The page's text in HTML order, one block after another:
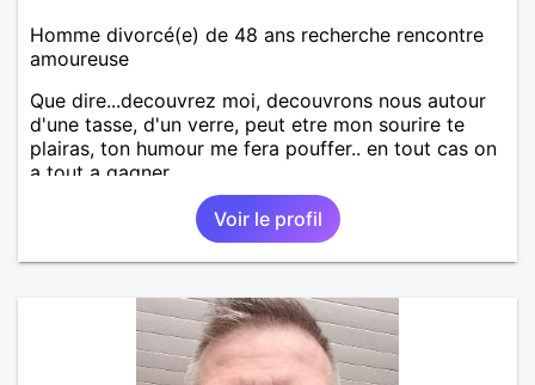
Homme divorcé(e) de 48 ans recherche rencontre
amoureuse
Que dire...decouvrez moi, decouvrons nous autour
d'une tasse, d'un verre, peut etre mon sourire te
plairas, ton humour me fera pouffer.. en tout cas on
a tout a gagner.
Voir le profil